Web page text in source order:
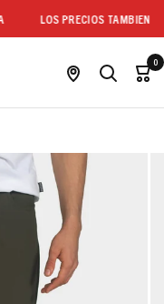
LOS PRECIOS TAMBIEN
0